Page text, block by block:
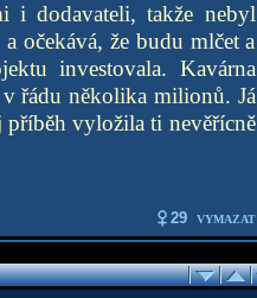
i dodavateli, takže nebyl
očekává, že budu mlčet a
investovala. Kavárna
řádu několika milionů. Já
příběh vyložila ti nevěřícně
29 VYMAZAT